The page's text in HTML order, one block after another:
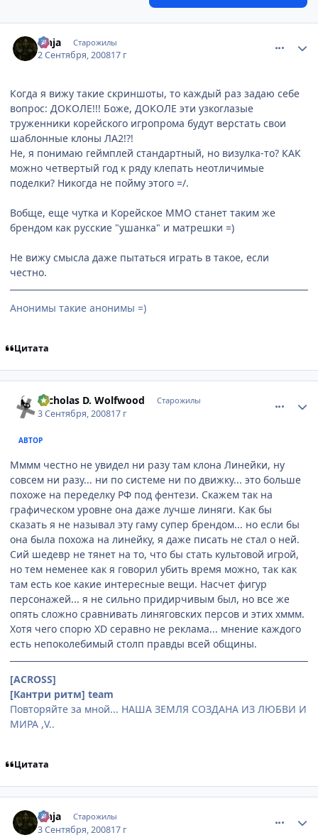
Zinja Старожилы
2 Сентября, 200817 г
Когда я вижу такие скриншоты, то каждый раз задаю себе
вопрос: ДОКОЛЕ!!! Боже, ДОКОЛЕ эти узкоглазые
труженники корейского игропрома будут верстать свои
шаблонные клоны ЛА2!?!
Не, я понимаю геймплей стандартный, но визулка-то? КАК
можно четвертый год к ряду клепать неотличимые
поделки? Никогда не пойму этого =/.
Вобще, еще чутка и Корейское ММО станет таким же
брендом как русские "ушанка" и матрешки =)
Не вижу смысла даже пытаться играть в такое, если
честно.
Анонимы такие анонимы =)
Цитата
Nicholas D. Wolfwood Старожилы
3 Сентября, 200817 г
АВТОР
Мммм честно не увидел ни разу там клона Линейки, ну
совсем ни разу... ни по системе ни по движку... это больше
похоже на переделку РФ под фентези. Скажем так на
графическом уровне она даже лучше линяги. Как бы
сказать я не называл эту гаму супер брендом... но если бы
она была похожа на линейку, я даже писать не стал о ней.
Сий шедевр не тянет на то, что бы стать культовой игрой,
но тем неменее как я говорил убить время можно, так как
там есть кое какие интересные вещи. Насчет фигур
персонажей... я не сильно придирчивым был, но все же
опять сложно сравнивать линяговских персов и этих хммм.
Хотя чего спорю XD серавно не реклама... мнение каждого
есть непоколебимый столп правды всей общины.
[ACROSS]
[Кантри ритм] team
Повторяйте за мной... НАША ЗЕМЛЯ СОЗДАНА ИЗ ЛЮБВИ И
МИРА ,V..
Цитата
Zinja Старожилы
3 Сентября, 200817 г